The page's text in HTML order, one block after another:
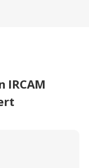
IRCAM